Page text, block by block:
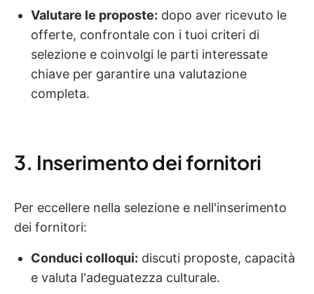
Valutare le proposte: dopo aver ricevuto le
offerte, confrontale con i tuoi criteri di
selezione e coinvolgi le parti interessate
chiave per garantire una valutazione
completa.
3. Inserimento dei fornitori
Per eccellere nella selezione e nell'inserimento
dei fornitori:
Conduci colloqui: discuti proposte, capacità
e valuta l'adeguatezza culturale.